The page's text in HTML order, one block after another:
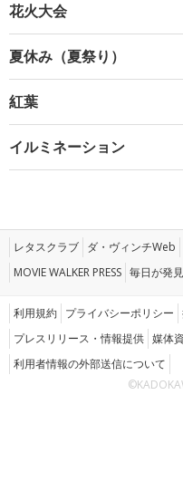
花火大会
夏休み（夏祭り）
紅葉
イルミネーション
レタスクラブ ダ・ヴィンチWeb
MOVIE WALKER PRESS 毎日が発
利用規約 プライバシーポリシー
プレスリリース・情報提供 媒体
利用者情報の外部送信について